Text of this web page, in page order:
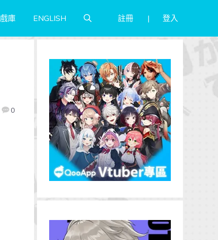
庫 ENGLISH 註冊 登入
0